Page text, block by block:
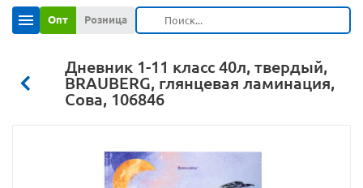
Опт Розница
Дневник 1-11 класс 40л, твердый,
BRAUBERG, глянцевая ламинация,
Сова, 106846